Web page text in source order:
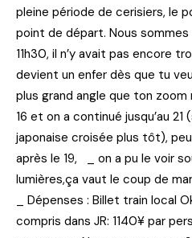
pleine période de cerisiers, le
point de départ. Nous
11h30, il n’y avait pas encore
devient un enfer dès que tu
plus grand angle que ton
16 et on a continué jusqu’au 21
japonaise croisée plus tôt),
après le 19, _ on a pu le voir
lumières,ça vaut le coup de
_ Dépenses : Billet train local
compris dans JR: 1140¥ par